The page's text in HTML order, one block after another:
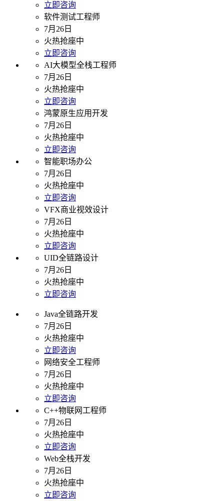
立即咨询
软件测试工程师
7月26日
火热抢座中
立即咨询
AI大模型全栈工程师
7月26日
火热抢座中
立即咨询
鸿蒙原生应用开发
7月26日
火热抢座中
立即咨询
智能职场办公
7月26日
火热抢座中
立即咨询
VFX商业视效设计
7月26日
火热抢座中
立即咨询
UID全链路设计
7月26日
火热抢座中
立即咨询
Java全链路开发
7月26日
火热抢座中
立即咨询
网络安全工程师
7月26日
火热抢座中
立即咨询
C++物联网工程师
7月26日
火热抢座中
立即咨询
Web全栈开发
7月26日
火热抢座中
立即咨询